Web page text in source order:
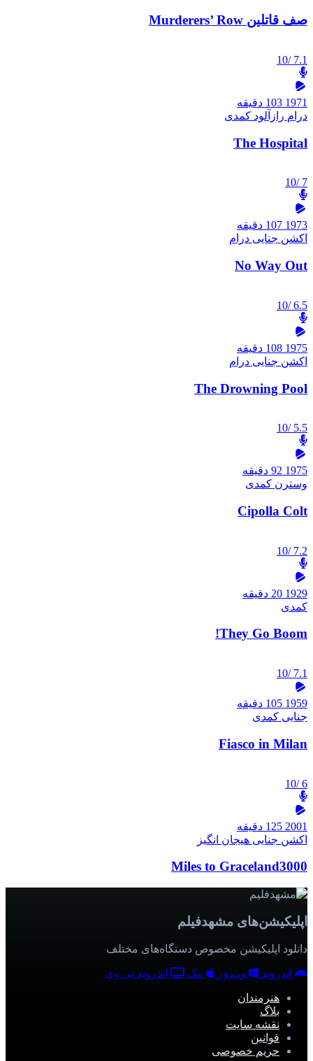
صف قاتلین Murderers’ Row
7.1
/10
1971 103 دقیقه
درام رازآلود کمدی
The Hospital
7
/10
1973 107 دقیقه
اکشن جنایی درام
No Way Out
6.5
/10
1975 108 دقیقه
اکشن جنایی درام
The Drowning Pool
5.5
/10
1975 92 دقیقه
وسترن کمدی
Cipolla Colt
7.2
/10
1929 20 دقیقه
کمدی
They Go Boom!
7.1
/10
1959 105 دقیقه
جنایی کمدی
Fiasco in Milan
6
/10
2001 125 دقیقه
اکشن جنایی هیجان انگیز
Miles to Graceland3000
اپلیکیشن‌های مشهدفیلم
دانلود اپلیکیشن مخصوص دستگاه‌های مختلف
اندروید ویندوز مک اندروید تی وی
هنرمندان
بلاگ
نقشه سایت
قوانین
حریم خصوصی